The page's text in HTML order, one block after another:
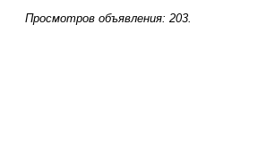
Просмотров объявления: 203.